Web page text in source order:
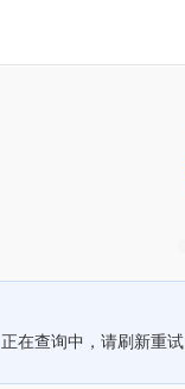
正在查询中，请刷新重试